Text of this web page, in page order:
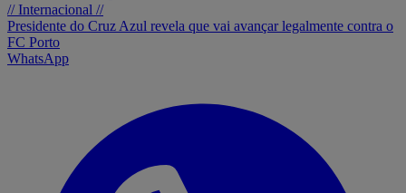
// Internacional //
Presidente do Cruz Azul revela que vai avançar legalmente contra o
FC Porto
WhatsApp